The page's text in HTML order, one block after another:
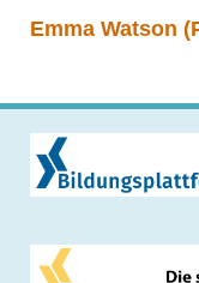
Emma Watson